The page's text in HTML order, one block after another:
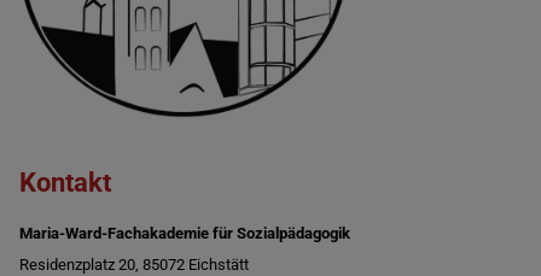
Kontakt
Maria-Ward-Fachakademie für Sozialpädagogik
Residenzplatz 20, 85072 Eichstätt